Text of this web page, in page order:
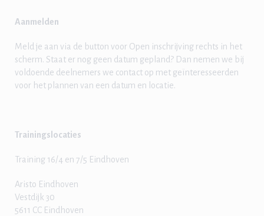
Aanmelden
Meld je aan via de button voor Open inschrijving rechts in het
scherm. Staat er nog geen datum gepland? Dan nemen we bij
voldoende deelnemers we contact op met geïnteresseerden
voor het plannen van een datum en locatie.
Trainingslocaties
Training 16/4 en 7/5 Eindhoven
Aristo Eindhoven
Vestdijk 30
5611 CC Eindhoven